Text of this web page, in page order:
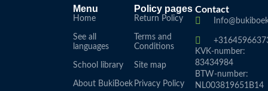
Menu
Home
See all
languages
School library
About BukiBoek
Policy pages
Return Policy
Terms and
Conditions
Site map
Privacy Policy
Contact
KVK-number:
83434984
BTW-number:
NL003819651B14